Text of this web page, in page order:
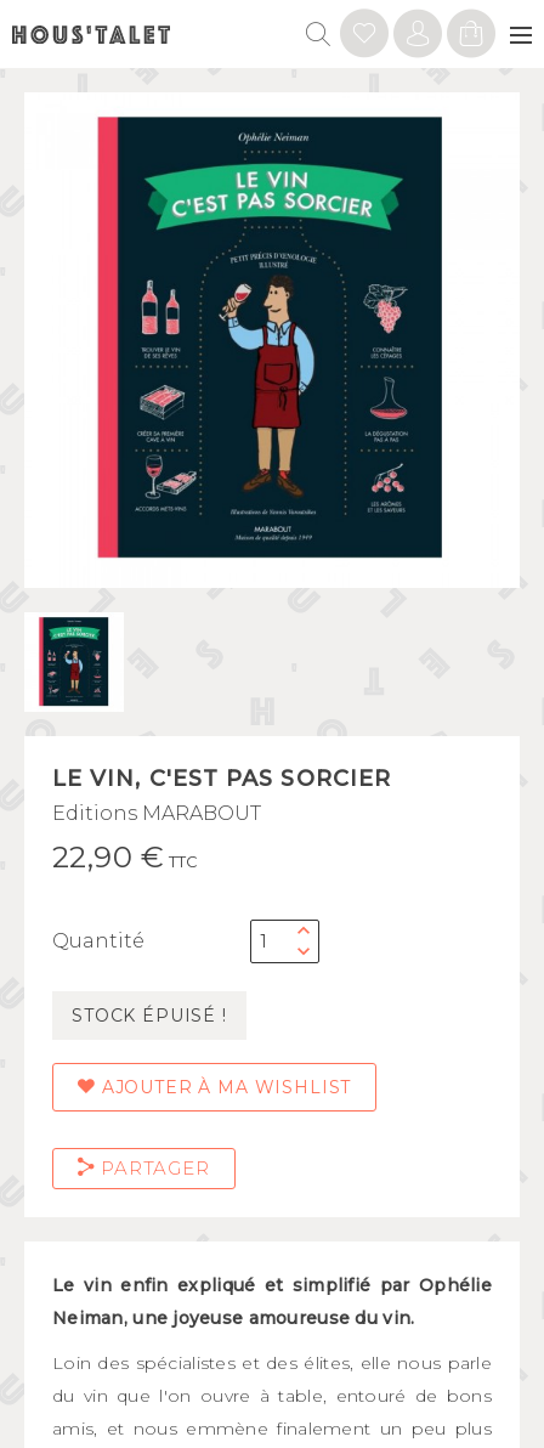
LE VIN, C'EST PAS SORCIER
Editions MARABOUT
22,90 € TTC
Quantité
STOCK ÉPUISÉ !
AJOUTER À MA WISHLIST
PARTAGER
Le vin enfin expliqué et simplifié par Ophélie
Neiman, une joyeuse amoureuse du vin.
Loin des spécialistes et des élites, elle nous parle
du vin que l'on ouvre à table, entouré de bons
amis, et nous emmène finalement un peu plus